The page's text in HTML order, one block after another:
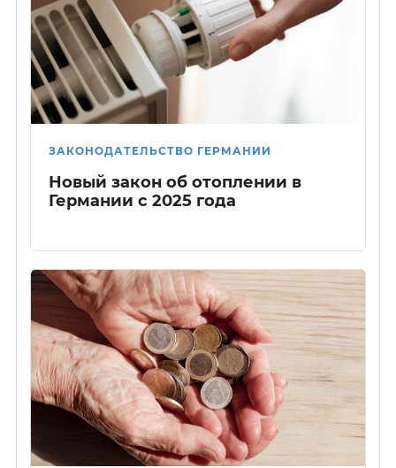
ЗАКОНОДАТЕЛЬСТВО ГЕРМАНИИ
Новый закон об отоплении в
Германии с 2025 года